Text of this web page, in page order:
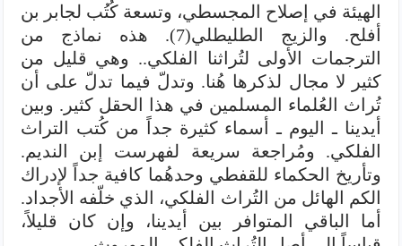
الهيئة في إصلاح المجسطي، وتسعة كُتُب لجابر بن
أفلح. والزيج الطليطلي(7). هذه نماذج من
الترجمات الأولى لتُراثنا الفلكي.. وهي قليل من
كثير لا مجال لذكرها هُنا. وتدلّ فيما تدلّ على أن
تُراث العُلماء المسلمين في هذا الحقل كثير. وبين
أيدينا ـ اليوم ـ أسماء كثيرة جداً من كُتب التراث
الفلكي. ومُراجعة سريعة لفهرست إبن النديم.
وتأريخ الحكماء للقفطي وحدهُما كافية جداً لإدراك
الكم الهائل من التُراث الفلكي، الذي خلّفه الأجداد.
أما الباقي المتوافر بين أيدينا، وإن كان قليلاً،